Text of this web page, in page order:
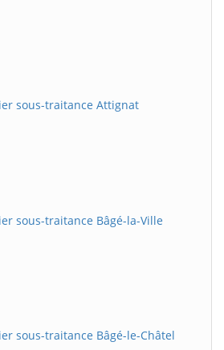
sous-traitance Attignat
sous-traitance Bâgé-la-Ville
sous-traitance Bâgé-le-Châtel